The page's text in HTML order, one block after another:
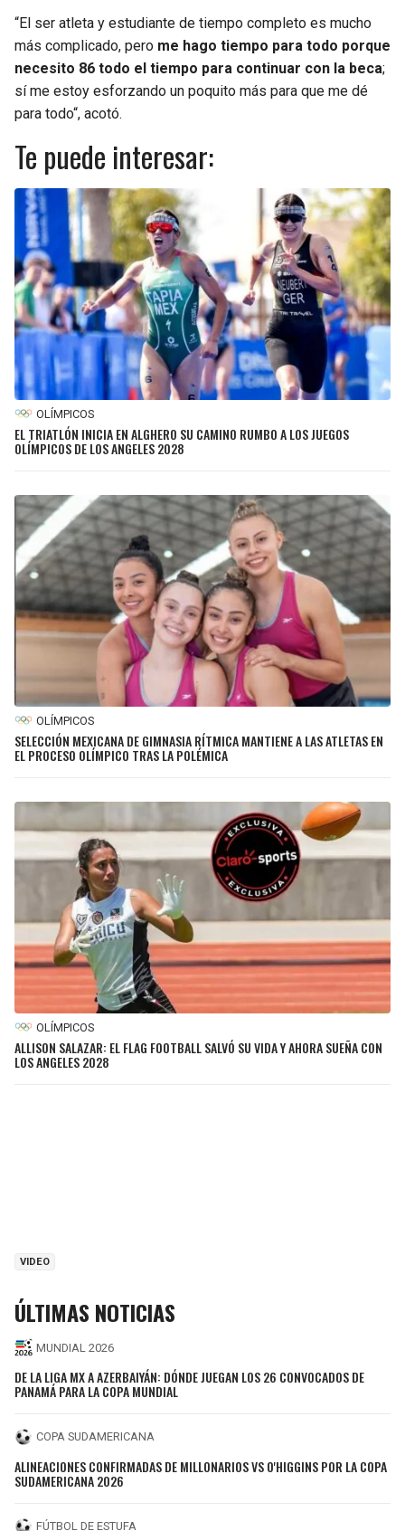
“El ser atleta y estudiante de tiempo completo es mucho
más complicado, pero me hago tiempo para todo porque
necesito 86 todo el tiempo para continuar con la beca;
sí me estoy esforzando un poquito más para que me dé
para todo“, acotó.
Te puede interesar:
OLÍMPICOS
EL TRIATLÓN INICIA EN ALGHERO SU CAMINO RUMBO A LOS JUEGOS
OLÍMPICOS DE LOS ANGELES 2028
OLÍMPICOS
SELECCIÓN MEXICANA DE GIMNASIA RÍTMICA MANTIENE A LAS ATLETAS EN
EL PROCESO OLÍMPICO TRAS LA POLÉMICA
OLÍMPICOS
ALLISON SALAZAR: EL FLAG FOOTBALL SALVÓ SU VIDA Y AHORA SUEÑA CON
LOS ANGELES 2028
VIDEO
ÚLTIMAS NOTICIAS
MUNDIAL 2026
DE LA LIGA MX A AZERBAIYÁN: DÓNDE JUEGAN LOS 26 CONVOCADOS DE
PANAMÁ PARA LA COPA MUNDIAL
COPA SUDAMERICANA
ALINEACIONES CONFIRMADAS DE MILLONARIOS VS O'HIGGINS POR LA COPA
SUDAMERICANA 2026
FÚTBOL DE ESTUFA